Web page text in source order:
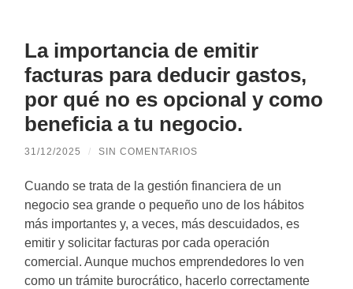
La importancia de emitir
facturas para deducir gastos,
por qué no es opcional y como
beneficia a tu negocio.
31/12/2025 / SIN COMENTARIOS
Cuando se trata de la gestión financiera de un
negocio sea grande o pequeño uno de los hábitos
más importantes y, a veces, más descuidados, es
emitir y solicitar facturas por cada operación
comercial. Aunque muchos emprendedores lo ven
como un trámite burocrático, hacerlo correctamente